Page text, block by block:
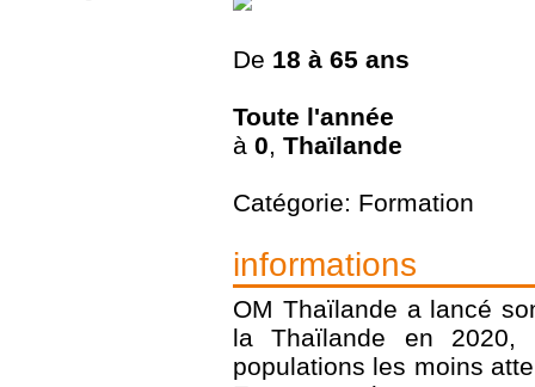
De 18 à 65 ans
Toute l'année
à 0, Thaïlande
Catégorie: Formation
informations
OM Thaïlande a lancé
la Thaïlande en 2020,
populations les moins